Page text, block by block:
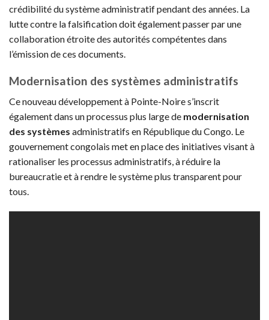
crédibilité du système administratif pendant des années. La
lutte contre la falsification doit également passer par une
collaboration étroite des autorités compétentes dans
l’émission de ces documents.
Modernisation des systèmes administratifs
Ce nouveau développement à Pointe-Noire s’inscrit
également dans un processus plus large de modernisation
des systèmes administratifs en République du Congo. Le
gouvernement congolais met en place des initiatives visant à
rationaliser les processus administratifs, à réduire la
bureaucratie et à rendre le système plus transparent pour
tous.